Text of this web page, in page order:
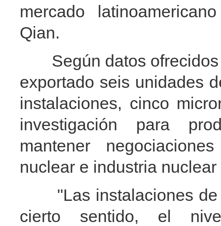
mercado
Qian.
Según datos ofrecidos
exportado seis unidades
instalaciones, cinco
investigación para
mantener
nuclear e industria
"Las instalaciones de
cierto sentido, el